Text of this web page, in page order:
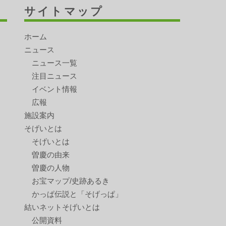
サイトマップ
ホーム
ニュース
ニュース一覧
注目ニュース
イベント情報
広報
施設案内
そげいとは
そげいとは
曽慶の由来
曽慶の人物
お宝マップ/史跡あるき
かっぱ伝説と「そげっぱ」
結いネットそげいとは
公開資料